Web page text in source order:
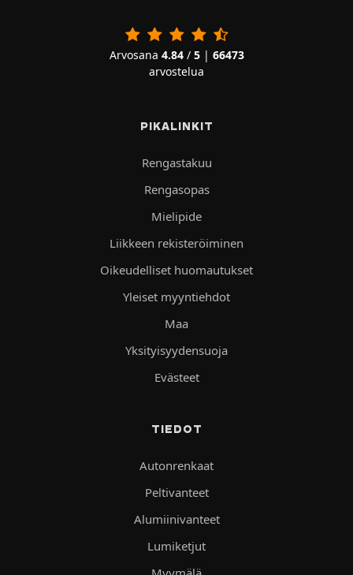
Arvosana 4.84/ 5| 66473
arvostelua
PIKALINKIT
Rengastakuu
Rengasopas
Mielipide
Liikkeen rekisteröiminen
Oikeudelliset huomautukset
Yleiset myyntiehdot
Maa
Yksityisyydensuoja
Evästeet
TIEDOT
Autonrenkaat
Peltivanteet
Alumiinivanteet
Lumiketjut